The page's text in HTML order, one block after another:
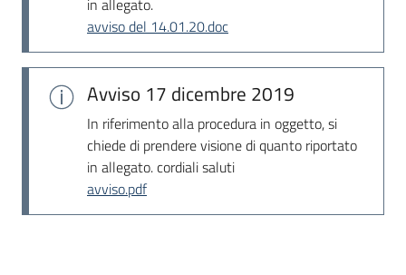
English
in allegato.
avviso del 14.01.20.doc
Avviso 17 dicembre 2019
In riferimento alla procedura in oggetto, si
chiede di prendere visione di quanto riportato
in allegato. cordiali saluti
avviso.pdf